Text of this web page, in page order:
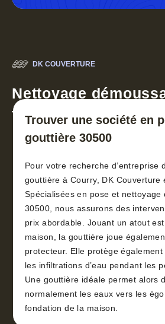
DK COUVERTURE
Nettoyage
toiture 30
Trouver une société en
gouttière 30500
Pour votre recherche d’entreprise
gouttière à Courry, DK Couverture
Spécialisées en pose et nettoyage
30500, nous assurons des
prix abordable. Jouant un atout
maison, la gouttière joue
protecteur. Elle protège
les infiltrations d’eau pendant les
Une gouttière idéale permet alors
normalement les eaux vers les
fondation de la maison.